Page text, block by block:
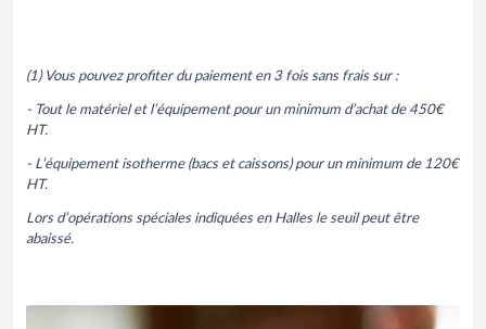
(1) Vous pouvez profiter du paiement en 3 fois sans frais sur :
- Tout le matériel et l’équipement pour un minimum d’achat de 450€
HT.
- L’équipement isotherme (bacs et caissons) pour un minimum de 120€
HT.
Lors d’opérations spéciales indiquées en Halles le seuil peut être
abaissé.